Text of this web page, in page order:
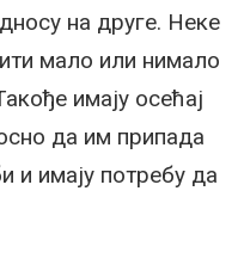
на друге. Неке
мало или нимало
имају осећај
да им припада
и имају потребу да